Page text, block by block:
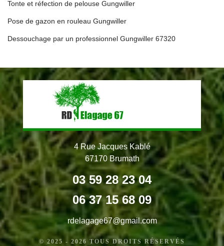
Tonte et réfection de pelouse Gungwiller
Pose de gazon en rouleau Gungwiller
Dessouchage par un professionnel Gungwiller 67320
4 Rue Jacques Kablé
67170 Brumath
03 59 28 23 04
06 37 15 68 09
rdelagage67@gmail.com
© 2025 - 2026 TOUS DROITS RÉSERVÉS